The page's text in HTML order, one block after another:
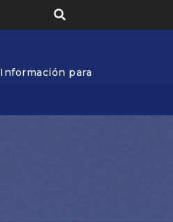
Información para